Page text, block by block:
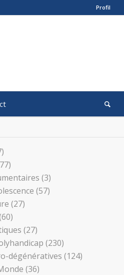
Profil
(3)
(57)
(27)
(27)
(230)
dégénératives (124)
(36)